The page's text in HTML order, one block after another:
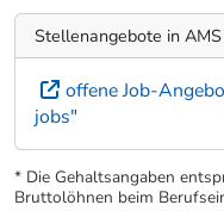
Stellenangebote in
offene Job-
jobs"
* Die Gehaltsangaben
Bruttolöhnen beim